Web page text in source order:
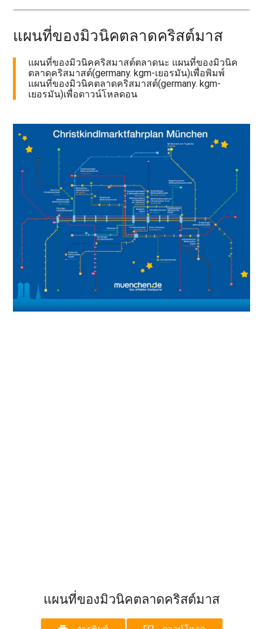
แผนที่ของมิวนิคตลาดคริสต์มาส
แผนที่ของมิวนิคคริสมาสต์ตลาดนะ แผนที่ของมิวนิค
ตลาดคริสมาสต์(germany. kgm-เยอรมัน)เพื่อพิมพ์
แผนที่ของมิวนิคตลาดคริสมาสต์(germany. kgm-
เยอรมัน)เพื่อดาวน์โหลดอน
แผนที่ของมิวนิคตลาดคริสต์มาส